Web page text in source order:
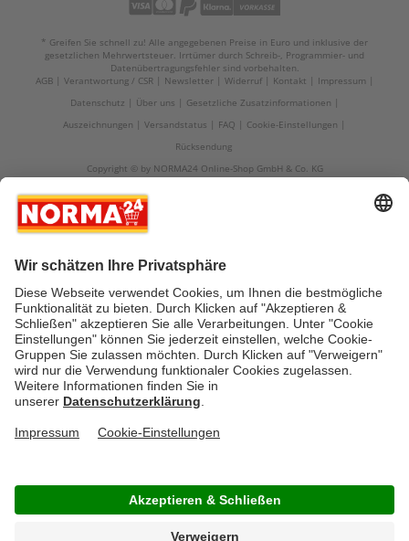
* Greifen Sie schnell zu! Alle angegebenen Preise in Euro und inklusive der
gesetzlichen Mehrwertsteuer. Irrtümer durch Schreib-, Programmier- und
Datenübertragungsfehler sind vorbehalten.
AGB
Verantwortung / CSR Newsletter Widerruf Kontakt
Impressum
Datenschutz
Über uns
Gesetzliche Zusatzinformationen
Auszeichnungen
Versandstatus FAQ
Cookie-Einstellungen
Rücksendung
Copyright © by NORMA24 Online-Shop GmbH & Co. KG